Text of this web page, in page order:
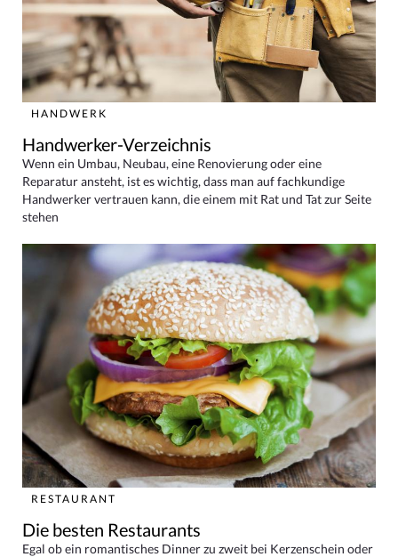
HANDWERK
Handwerker-Verzeichnis
Wenn ein Umbau, Neubau, eine Renovierung oder eine
Reparatur ansteht, ist es wichtig, dass man auf fachkundige
Handwerker vertrauen kann, die einem mit Rat und Tat zur Seite
stehen
RESTAURANT
Die besten Restaurants
Egal ob ein romantisches Dinner zu zweit bei Kerzenschein oder